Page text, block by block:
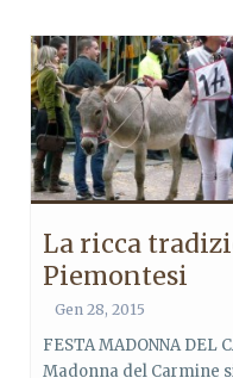
La ricca
Piemontesi
Gen 28, 2015
FESTA MADONNA DEL
Madonna del Carmine